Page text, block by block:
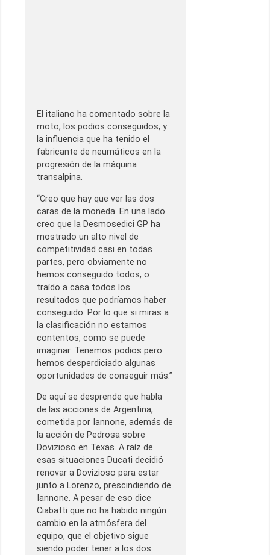
El italiano ha comentado sobre la
moto, los podios conseguidos, y
la influencia que ha tenido el
fabricante de neumáticos en la
progresión de la máquina
transalpina.
“Creo que hay que ver las dos
caras de la moneda. En una lado
creo que la Desmosedici GP ha
mostrado un alto nivel de
competitividad casi en todas
partes, pero obviamente no
hemos conseguido todos, o
traído a casa todos los
resultados que podríamos haber
conseguido. Por lo que si miras a
la clasificación no estamos
contentos, como se puede
imaginar. Tenemos podios pero
hemos desperdiciado algunas
oportunidades de conseguir más.”
De aquí se desprende que habla
de las acciones de Argentina,
cometida por Iannone, además de
la acción de Pedrosa sobre
Dovizioso en Texas. A raíz de
esas situaciones Ducati decidió
renovar a Dovizioso para estar
junto a Lorenzo, prescindiendo de
Iannone. A pesar de eso dice
Ciabatti que no ha habido ningún
cambio en la atmósfera del
equipo, que el objetivo sigue
siendo poder tener a los dos